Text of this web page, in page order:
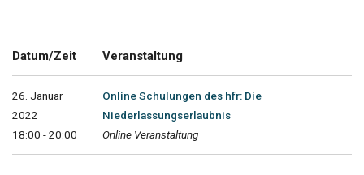
Datum/Zeit Veranstaltung
26. Januar
2022
18:00 - 20:00
Online Schulungen des hfr: Die
Niederlassungserlaubnis
Online Veranstaltung